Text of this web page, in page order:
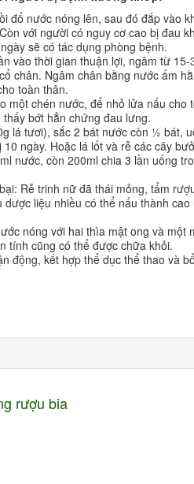
đổ nước nóng lên, sau đó đắp vào
với người có nguy cơ cao bị đau
sẽ có tác dụng phòng bệnh.
vào thời gian thuận lợi, ngâm từ 15-
chân. Ngâm chân bằng nước ấm
toàn thân.
một chén nước, để nhỏ lửa nấu cho
bớt hẳn chứng đau lưng.
lá tươi), sắc 2 bát nước còn ½ bát,
ngày. Hoặc lá lốt và rễ các cây
nước, còn 200ml chia 3 lần uống
Rễ trinh nữ đã thái mỏng, tẩm
liệu nhiều có thể nấu thành cao
nóng với hai thìa mật ong và một
tính cũng có thể được chữa khỏi.
động, kết hợp thể dục thể thao và
rượu bia